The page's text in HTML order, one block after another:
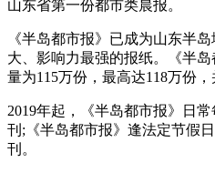
山东省第一份都市类晨报。
《半岛都市报》已成为山东半
大、影响力最强的报纸。《半
量为115万份，最高达118万份，
2019年起，《半岛都市报》日
刊;《半岛都市报》逢法定节假
刊。